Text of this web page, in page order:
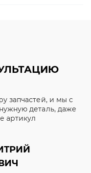
запчастей, и мы с
деталь, даже
артикул